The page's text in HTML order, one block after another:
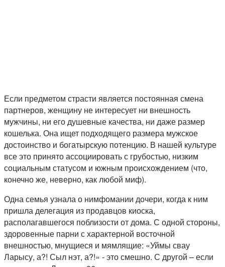
Если предметом страсти является постоянная смена
партнеров, женщину не интересует ни внешность
мужчины, ни его душевные качества, ни даже размер
кошелька. Она ищет подходящего размера мужское
достоинство и богатырскую потенцию. В нашей культуре
все это принято ассоциировать с грубостью, низким
социальным статусом и южным происхождением (что,
конечно же, неверно, как любой миф).
Одна семья узнала о нимфомании дочери, когда к ним
пришла делегация из продавцов киоска,
располагавшегося поблизости от дома. С одной стороны,
здоровенные парни с характерной восточной
внешностью, мнущиеся и мямлящие: «Уймы свау
Ларысу, а?! Сыл нэт, а?!» - это смешно. С другой – если